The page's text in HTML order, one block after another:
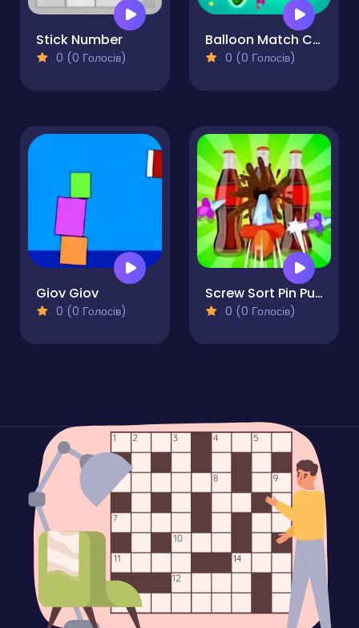
Stick Number
0 (0 Голосів)
Balloon Match Color Match
0 (0 Голосів)
Giov Giov
0 (0 Голосів)
Screw Sort Pin Puzzle
0 (0 Голосів)